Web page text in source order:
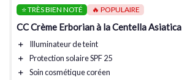
⭐ TRÈS BIEN NOTÉ 🔥 POPULAIRE
CC Crème Erborian à la Centella Asiatica
＋ Illuminateurde teint
＋
Protection solaireSPF 25
＋
Soin cosmétiquecoréen